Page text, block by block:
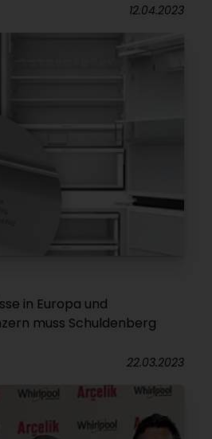
12.04.2023
in Europa und
muss Schuldenberg
22.03.2023